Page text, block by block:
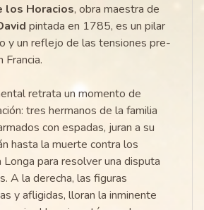
los Horacios, obra maestra de
pintada en 1785, es un pilar
y un reflejo de las tensiones pre-
Francia.
retrata un momento de
tres hermanos de la familia
con espadas, juran a su
hasta la muerte contra los
para resolver una disputa
A la derecha, las figuras
y afligidas, lloran la inminente